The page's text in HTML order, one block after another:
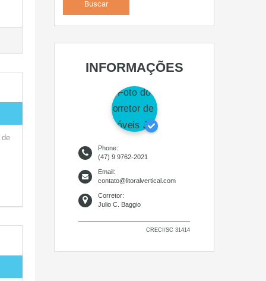
de
INFORMAÇÕES
Phone:
(47) 9 9762-2021
Email:
contato@litoralvertical.com
Corretor:
Julio C. Baggio
CRECI/SC 31414